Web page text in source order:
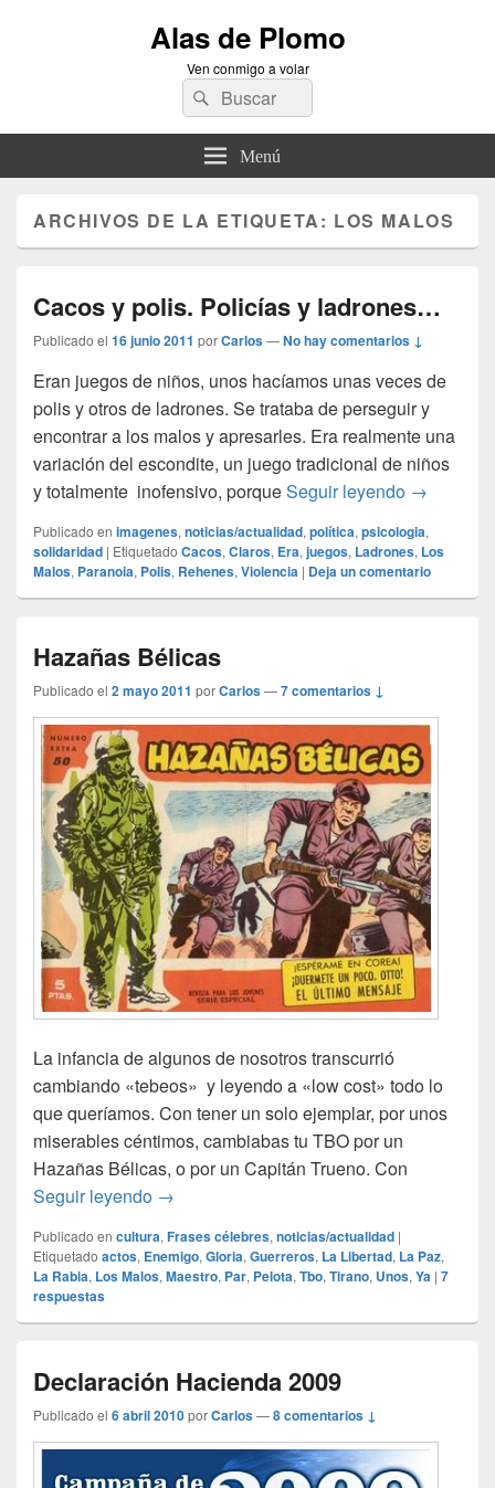
Alas de Plomo
Ven conmigo a volar
Buscar
por:
Buscar
Menú
ARCHIVOS DE LA ETIQUETA: LOS MALOS
Cacos y polis. Policías y ladrones…
Publicado el 16 junio 2011 porCarlos—No hay comentarios ↓
Eran juegos de niños, unos hacíamos unas veces de
polis y otros de ladrones. Se trataba de perseguir y
encontrar a los malos y apresarles. Era realmente una
variación del escondite, un juego tradicional de niños
y totalmente inofensivo, porqueSeguir leyendo Cacos y
→
Publicado en imagenes, noticias/actualidad, política, psicologia,
solidaridad | Etiquetado Cacos, Claros, Era, juegos, Ladrones, Los
Malos, Paranoia, Polis, Rehenes, Violencia | Deja un comentario
Hazañas Bélicas
Publicado el 2 mayo 2011 porCarlos—7 comentarios ↓
La infancia de algunos de nosotros transcurrió
cambiando «tebeos» y leyendo a «low cost» todo lo
que queríamos. Con tener un solo ejemplar, por unos
miserables céntimos, cambiabas tu TBO por un
Hazañas Bélicas, o por un Capitán Trueno. Con
Seguir leyendo Hazañas Bélicas
→
Publicado en cultura, Frases célebres, noticias/actualidad |
Etiquetado actos, Enemigo, Gloria, Guerreros, La Libertad, La Paz,
La Rabia, Los Malos, Maestro, Par, Pelota, Tbo, Tirano, Unos, Ya | 7
respuestas
Declaración Hacienda 2009
Publicado el 6 abril 2010porCarlos—8 comentarios ↓